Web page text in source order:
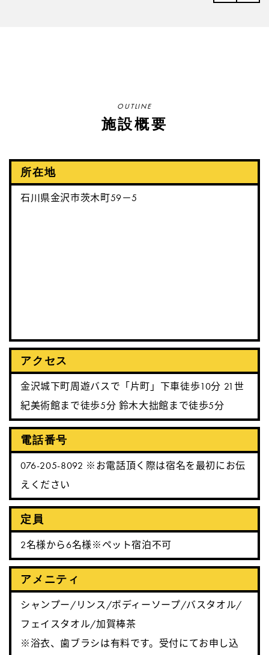
OUTLINE
施設概要
所在地
石川県金沢市茨木町59－5
アクセス
金沢城下町周遊バスで「片町」下車徒歩10分 21世
紀美術館まで徒歩5分 鈴木大拙館まで徒歩5分
電話番号
076-205-8092 ※お電話頂く際は宿名を最初にお伝
えください
定員
2名様から6名様※ペット宿泊不可
アメニティ
シャンプー/リンス/ボディーソープ/バスタオル/
フェイスタオル/加賀棒茶
※浴衣、歯ブラシは有料です。受付にてお申し込